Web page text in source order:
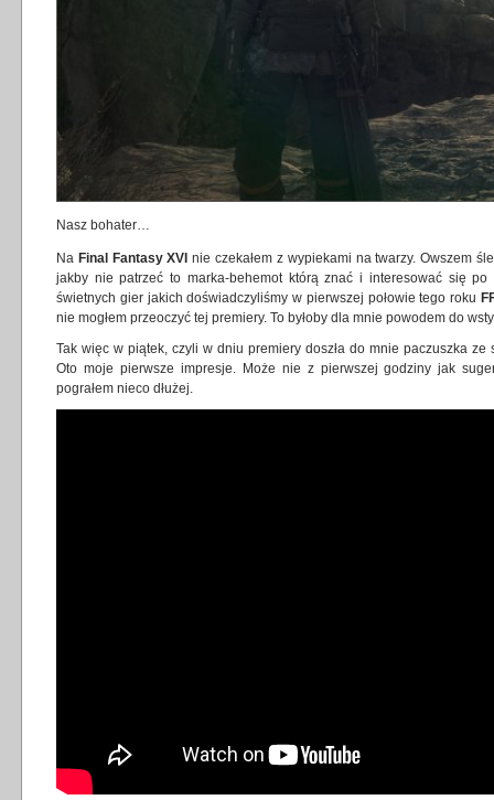
Nasz bohater…
Na Final Fantasy XVI nie czekałem z wypiekami na twarzy. Owszem
jakby nie patrzeć to marka-behemot którą znać i interesować się
świetnych gier jakich doświadczyliśmy w pierwszej połowie tego roku
nie mogłem przeoczyć tej premiery. To byłoby dla mnie powodem do
Tak więc w piątek, czyli w dniu premiery doszła do mnie paczuszka
Oto moje pierwsze impresje. Może nie z pierwszej godziny jak
pograłem nieco dłużej.